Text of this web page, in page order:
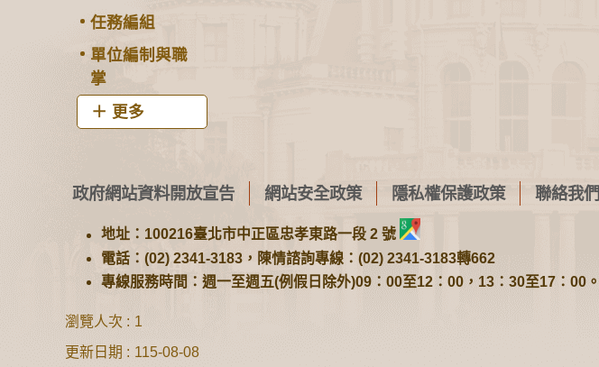
任務編組
單位編制與職
掌
更多
政府網站資料開放宣告 網站安全政策 隱私權保護政策 聯絡我們
地址：100216臺北市中正區忠孝東路一段 2 號
電話：(02) 2341-3183，陳情諮詢專線：(02) 2341-3183轉662
專線服務時間：週一至週五(例假日除外)09：00至12：00，13：30至17：00。
瀏覽人次
1
更新日期
115-08-08